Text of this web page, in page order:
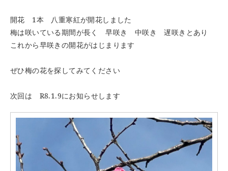
開花 1本 八重寒紅が開花しました
梅は咲いている期間が長く 早咲き 中咲き 遅咲きとあり
これから早咲きの開花がはじまります
ぜひ梅の花を探してみてください
次回は R8.1.9にお知らせします